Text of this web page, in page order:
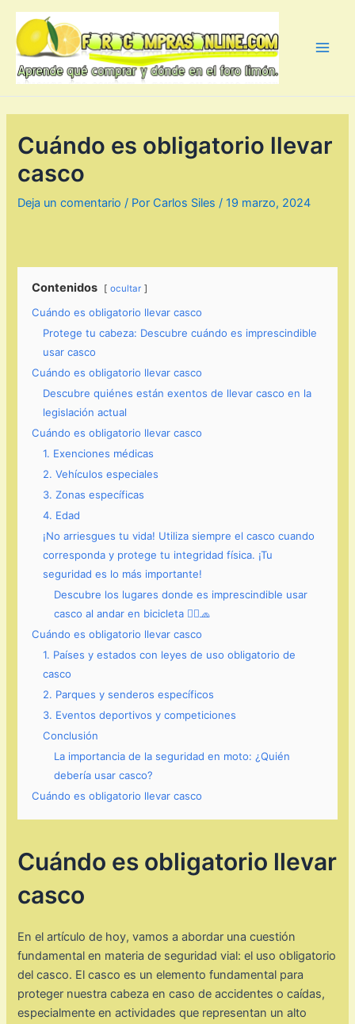
contenido
Cuándo es obligatorio llevar
casco
Deja un comentario / Por Carlos Siles /19 marzo, 2024
Contenidos ocultar
Cuándo es obligatorio llevar casco
Protege tu cabeza: Descubre cuándo es imprescindible
usar casco
Cuándo es obligatorio llevar casco
Descubre quiénes están exentos de llevar casco en la
legislación actual
Cuándo es obligatorio llevar casco
1. Exenciones médicas
2. Vehículos especiales
3. Zonas específicas
4. Edad
¡No arriesgues tu vida! Utiliza siempre el casco cuando
corresponda y protege tu integridad física. ¡Tu
seguridad es lo más importante!
Descubre los lugares donde es imprescindible usar
casco al andar en bicicleta 🚴‍♀️🧢
Cuándo es obligatorio llevar casco
1. Países y estados con leyes de uso obligatorio de
casco
2. Parques y senderos específicos
3. Eventos deportivos y competiciones
Conclusión
La importancia de la seguridad en moto: ¿Quién
debería usar casco?
Cuándo es obligatorio llevar casco
Cuándo es obligatorio llevar
casco
En el artículo de hoy, vamos a abordar una cuestión
fundamental en materia de seguridad vial: el uso obligatorio
del casco. El casco es un elemento fundamental para
proteger nuestra cabeza en caso de accidentes o caídas,
especialmente en actividades que representan un alto